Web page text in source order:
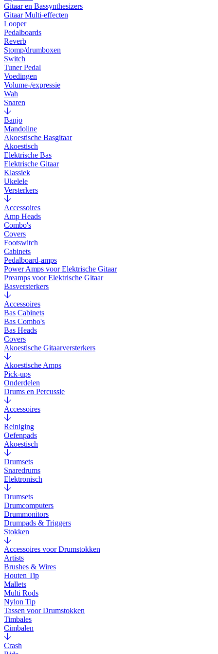
Gitaar en Bassynthesizers
Gitaar Multi-effecten
Looper
Pedalboards
Reverb
Stomp/drumboxen
Switch
Tuner Pedal
Voedingen
Volume-/expressie
Wah
Snaren
Banjo
Mandoline
Akoestische Basgitaar
Akoestisch
Elektrische Bas
Elektrische Gitaar
Klassiek
Ukelele
Versterkers
Accessoires
Amp Heads
Combo's
Covers
Footswitch
Cabinets
Pedalboard-amps
Power Amps voor Elektrische Gitaar
Preamps voor Elektrische Gitaar
Basversterkers
Accessoires
Bas Cabinets
Bas Combo's
Bas Heads
Covers
Akoestische Gitaarversterkers
Akoestische Amps
Pick-ups
Onderdelen
Drums en Percussie
Accessoires
Reiniging
Oefenpads
Akoestisch
Drumsets
Snaredrums
Elektronisch
Drumsets
Drumcomputers
Drummonitors
Drumpads & Triggers
Stokken
Accessoires voor Drumstokken
Artists
Brushes & Wires
Houten Tip
Mallets
Multi Rods
Nylon Tip
Tassen voor Drumstokken
Timbales
Cimbalen
Crash